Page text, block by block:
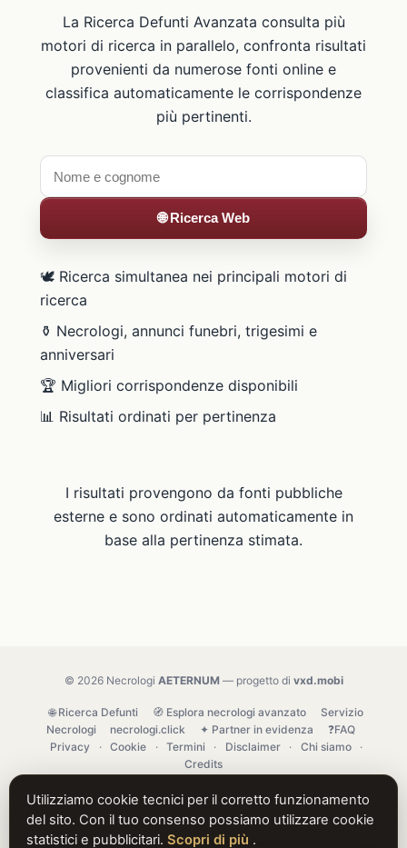
La Ricerca Defunti Avanzata consulta più
motori di ricerca in parallelo, confronta risultati
provenienti da numerose fonti online e
classifica automaticamente le corrispondenze
più pertinenti.
🌐 Ricerca Web
🕊️ Ricerca simultanea nei principali motori di
ricerca
⚱️ Necrologi, annunci funebri, trigesimi e
anniversari
🏆 Migliori corrispondenze disponibili
📊 Risultati ordinati per pertinenza
I risultati provengono da fonti pubbliche
esterne e sono ordinati automaticamente in
base alla pertinenza stimata.
© 2026 Necrologi AETERNUM— progetto di vxd.mobi
🌐 Ricerca Defunti 🧭 Esplora necrologi avanzato
Servizio
Necrologi
necrologi.click ✦ Partner in evidenza
❓FAQ
Privacy
· Cookie · Termini · Disclaimer · Chi siamo
·
Credits
Utilizziamo cookie tecnici per il corretto funzionamento
del sito. Con il tuo consenso possiamo utilizzare cookie
statistici e pubblicitari. Scopri di più .